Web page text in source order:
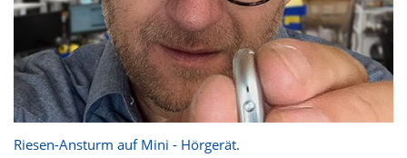
Riesen-Ansturm auf Mini - Hörgerät.